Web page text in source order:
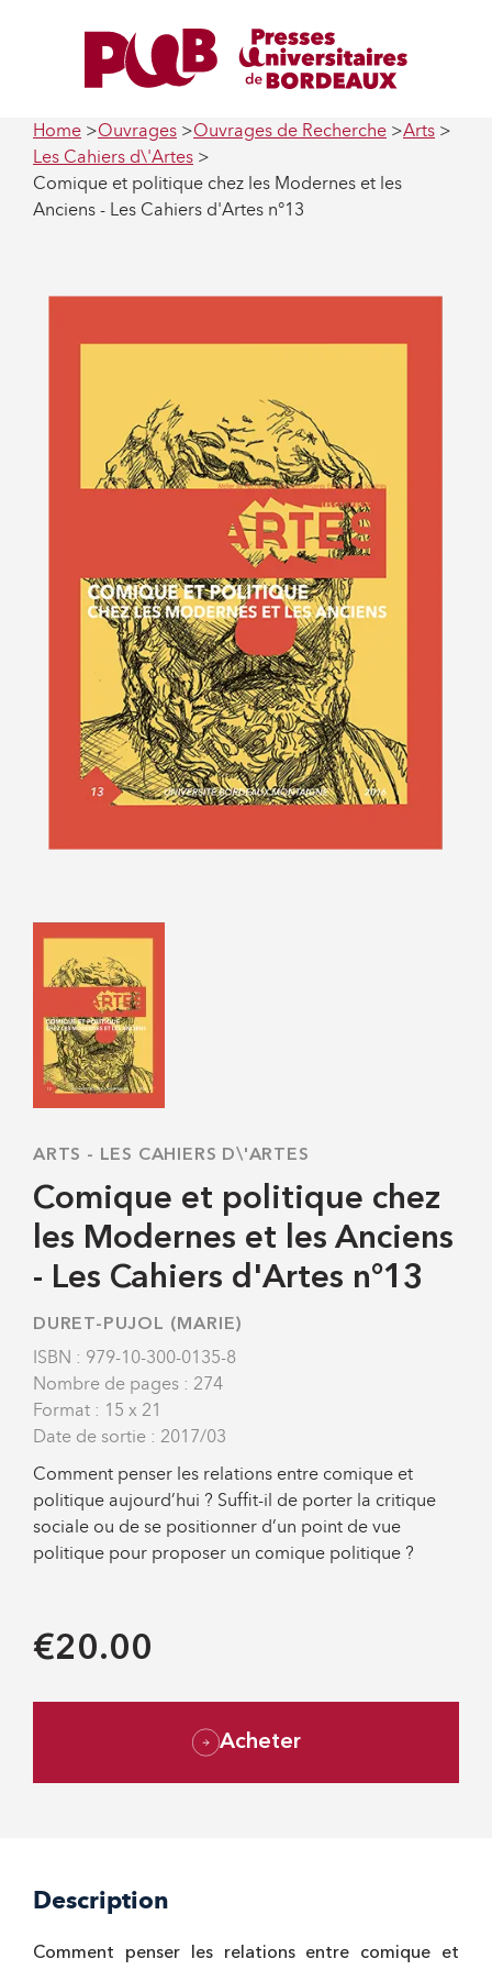
Home Ouvrages Ouvrages de Recherche
Arts
Les Cahiers d\'Artes
Comique et politique chez les Modernes et les
Anciens - Les Cahiers d'Artes n°13
ARTS - LES CAHIERS D\'ARTES
Comique et politique chez
les Modernes et les Anciens
- Les Cahiers d'Artes n°13
DURET-PUJOL (MARIE)
ISBN : 979-10-300-0135-8
Nombre de pages : 274
Format : 15 x 21
Date de sortie : 2017/03
Comment penser les relations entre comique et
politique aujourd’hui ? Suffit-il de porter la critique
sociale ou de se positionner d’un point de vue
politique pour proposer un comique politique ?
€20.00
Acheter
Description
Comment penser les relations entre comique et